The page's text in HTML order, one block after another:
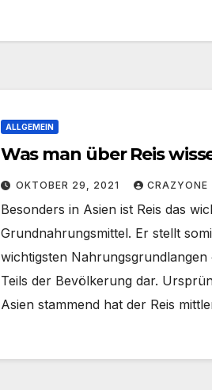
ALLGEMEIN
Was man über Reis
OKTOBER 29, 2021 CRAZYONE
Besonders in Asien ist Reis das
Grundnahrungsmittel. Er stellt
wichtigsten Nahrungsgrundlangen
Teils der Bevölkerung dar.
Asien stammend hat der Reis